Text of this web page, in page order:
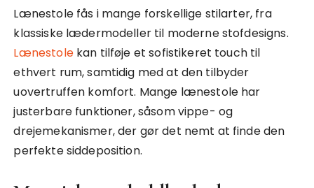
Lænestole fås i mange forskellige stilarter, fra
klassiske lædermodeller til moderne stofdesigns.
Lænestolekan tilføje et sofistikeret touch til
ethvert rum, samtidig med at den tilbyder
uovertruffen komfort. Mange lænestole har
justerbare funktioner, såsom vippe- og
drejemekanismer, der gør det nemt at finde den
perfekte siddeposition.